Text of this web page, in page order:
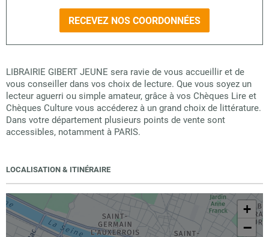
RECEVEZ NOS COORDONNÉES
LIBRAIRIE GIBERT JEUNE sera ravie de vous accueillir et de
vous conseiller dans vos choix de lecture. Que vous soyez un
lecteur aguerri ou simple amateur, grâce à vos Chèques Lire et
Chèques Culture vous accéderez à un grand choix de littérature.
Dans votre département plusieurs points de vente sont
accessibles, notamment à PARIS.
LOCALISATION & ITINÉRAIRE
+
−